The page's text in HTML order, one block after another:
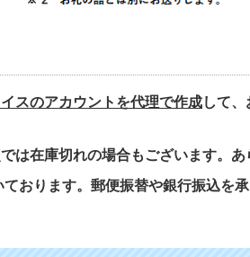
スのアカウントを代理で作成して
は在庫切れの場合もございます。あ
おります。郵便振替や銀行振込を